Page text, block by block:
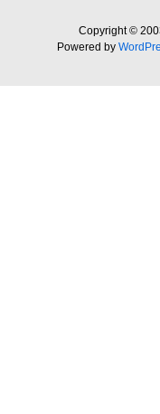
Copyright ©
Powered by